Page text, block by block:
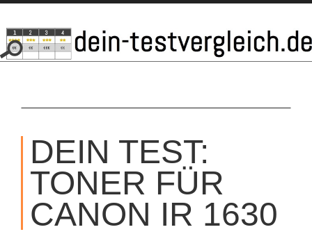
SKIP
CONTENT
DEIN TEST:
TONER FÜR
CANON IR 1630